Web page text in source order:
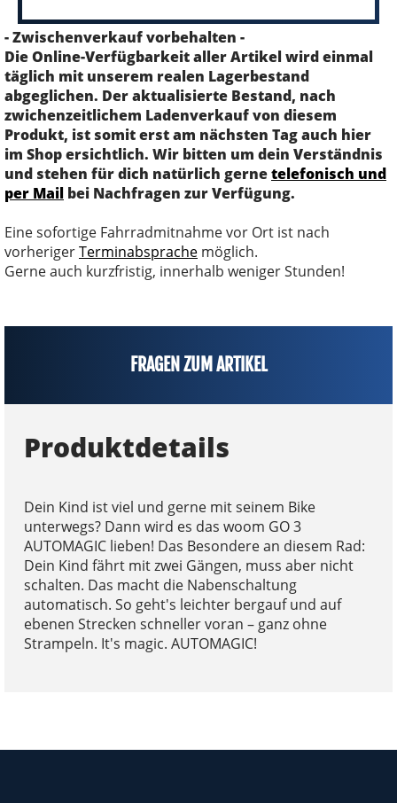
- Zwischenverkauf vorbehalten -
Die Online-Verfügbarkeit aller Artikel wird einmal
täglich mit unserem realen Lagerbestand
abgeglichen. Der aktualisierte Bestand, nach
zwichenzeitlichem Ladenverkauf von diesem
Produkt, ist somit erst am nächsten Tag auch hier
im Shop ersichtlich. Wir bitten um dein Verständnis
und stehen für dich natürlich gernetelefonisch und
per Mail bei Nachfragen zur Verfügung.
Eine sofortige Fahrradmitnahme vor Ort ist nach
vorherigerTerminabsprache möglich.
Gerne auch kurzfristig, innerhalb weniger Stunden!
FRAGEN ZUM ARTIKEL
Produktdetails
Dein Kind ist viel und gerne mit seinem Bike
unterwegs? Dann wird es das woom GO 3
AUTOMAGIC lieben! Das Besondere an diesem Rad:
Dein Kind fährt mit zwei Gängen, muss aber nicht
schalten. Das macht die Nabenschaltung
automatisch. So geht's leichter bergauf und auf
ebenen Strecken schneller voran – ganz ohne
Strampeln. It's magic. AUTOMAGIC!